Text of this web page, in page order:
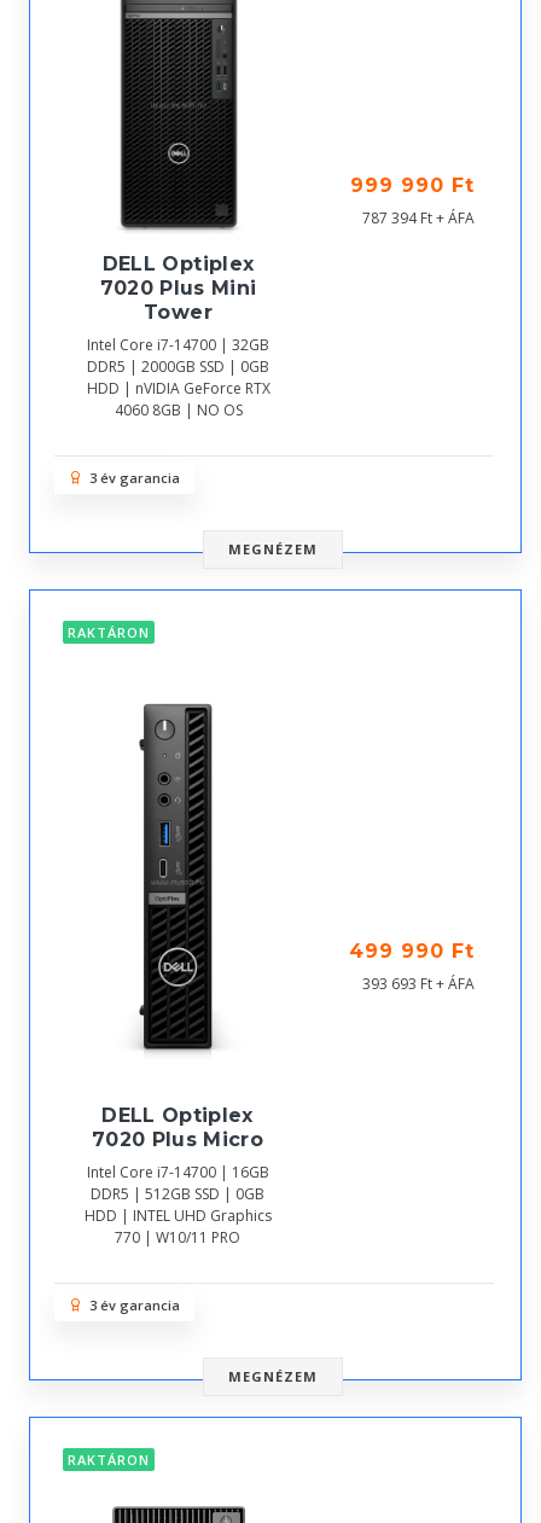
DELL Optiplex
7020 Plus Mini
Tower
Intel Core i7-14700 | 32GB
DDR5 | 2000GB SSD | 0GB
HDD | nVIDIA GeForce RTX
4060 8GB | NO OS
999 990 Ft
787 394 Ft + ÁFA
3 év garancia
MEGNÉZEM
RAKTÁRON
DELL Optiplex
7020 Plus Micro
Intel Core i7-14700 | 16GB
DDR5 | 512GB SSD | 0GB
HDD | INTEL UHD Graphics
770 | W10/11 PRO
499 990 Ft
393 693 Ft + ÁFA
3 év garancia
MEGNÉZEM
RAKTÁRON